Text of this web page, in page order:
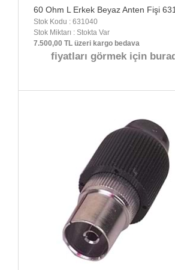
60 Ohm L Erkek Beyaz Anten Fişi
Stok Kodu : 631040
Stok Miktarı : Stokta Var
7.500,00 TL üzeri kargo bedava
fiyatları görmek için